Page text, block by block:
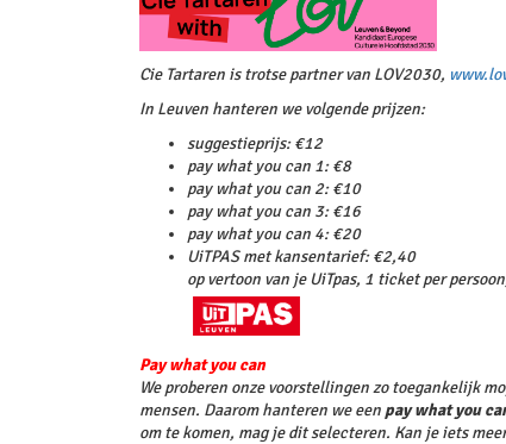
Cie Tartaren is trotse partner van LOV2030,
In Leuven hanteren we volgende prijzen:
suggestieprijs: €12
pay what you can 1: €8
pay what you can 2: €10
pay what you can 3: €16
pay what you can 4: €20
UiTPAS met kansentarief: €2,40
op vertoon van je UiTpas, 1 ticket per
Pay what you can
We proberen onze voorstellingen zo toegankelijk
mensen. Daarom hanteren we een pay what you
om te komen, mag je dit selecteren. Kan je iets